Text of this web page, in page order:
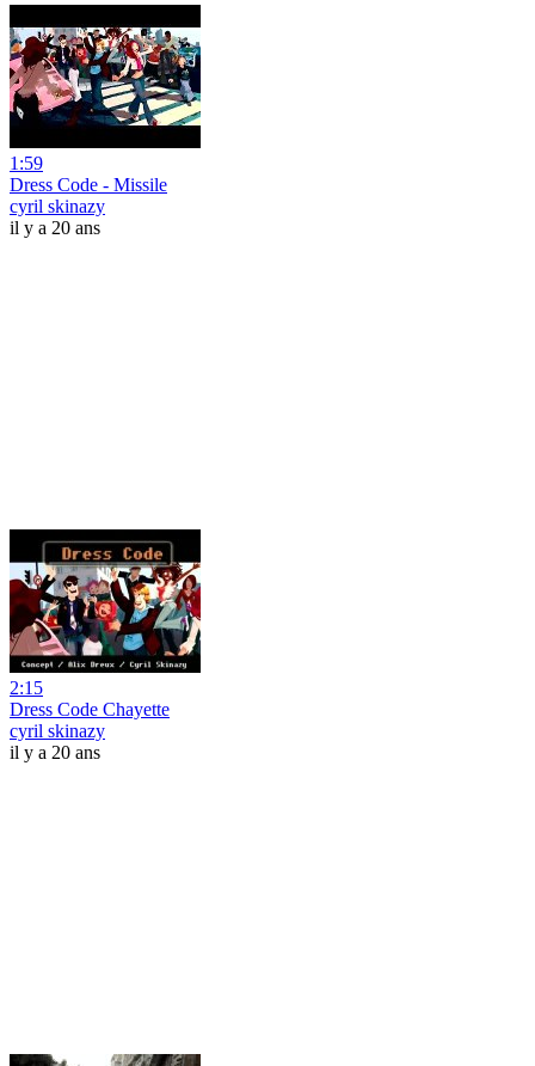
1:59
Dress Code - Missile
cyril skinazy
il y a 20 ans
2:15
Dress Code Chayette
cyril skinazy
il y a 20 ans